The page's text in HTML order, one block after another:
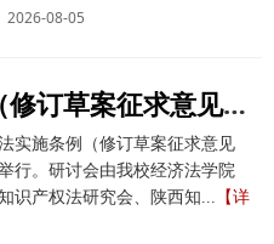
2026-08-05
《著作权法实施条例（修订草案征求意见稿）》专家研讨会在我校举办
实施条例（修订草案征求意见
行。研讨会由我校经济法学院
识产权法研究会、陕西知... 【详